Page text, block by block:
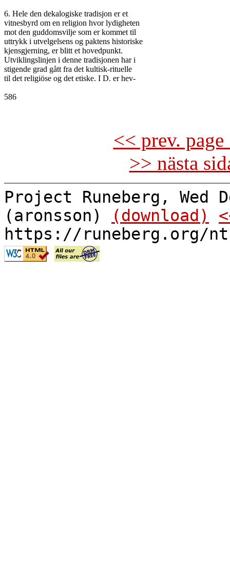
6. Hele den dekalogiske tradisjon er et
vitnesbyrd om en religion hvor lydigheten
mot den guddomsvilje som er kommet til
uttrykk i utvelgelsens og paktens historiske
kjensgjerning, er blitt et hovedpunkt.
Utviklingslinjen i denne tradisjonen har i
stigende grad gått fra det kultisk-rituelle
til det religiöse og det etiske. I D. er hev-
586
<< prev.
>> nästa
Project Runeberg, Wed
(aronsson)
(download)
https://runeberg.org/